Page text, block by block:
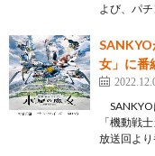
よび、パ
女」に番
SANKYO
「機動戦
放送回よ